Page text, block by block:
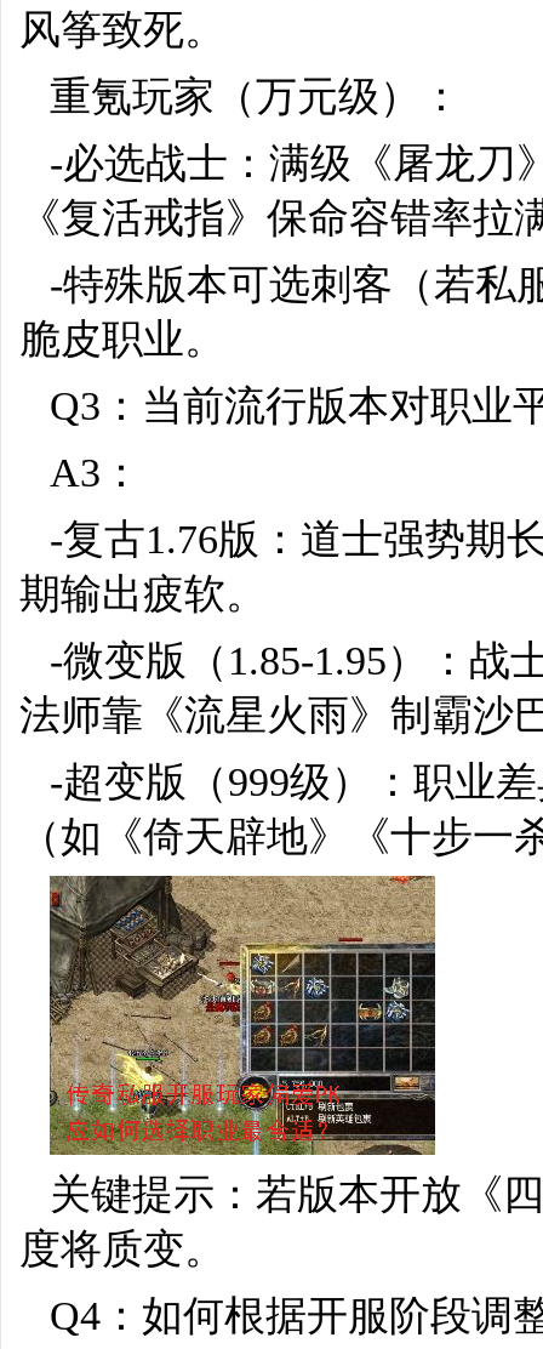
风筝致死。
重氪玩家（万元级）：
-必选战士：满级《屠龙刀
《复活戒指》保命容错率拉
-特殊版本可选刺客（若私
脆皮职业。
Q3：当前流行版本对职业
A3：
-复古1.76版：道士强势期
期输出疲软。
-微变版（1.85-1.95）：战
法师靠《流星火雨》制霸沙
-超变版（999级）：职业
（如《倚天辟地》《十步一
关键提示：若版本开放《
度将质变。
Q4：如何根据开服阶段调